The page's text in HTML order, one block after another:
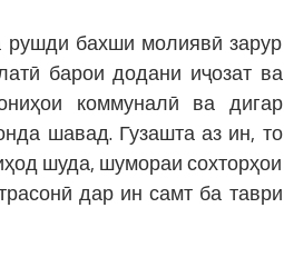
бахши молиявӣ зарур
барои додани иҷозат ва
коммуналӣ ва дигар
шавад. Гузашта аз ин, то
шуда, шумораи сохторҳои
дар ин самт ба таври